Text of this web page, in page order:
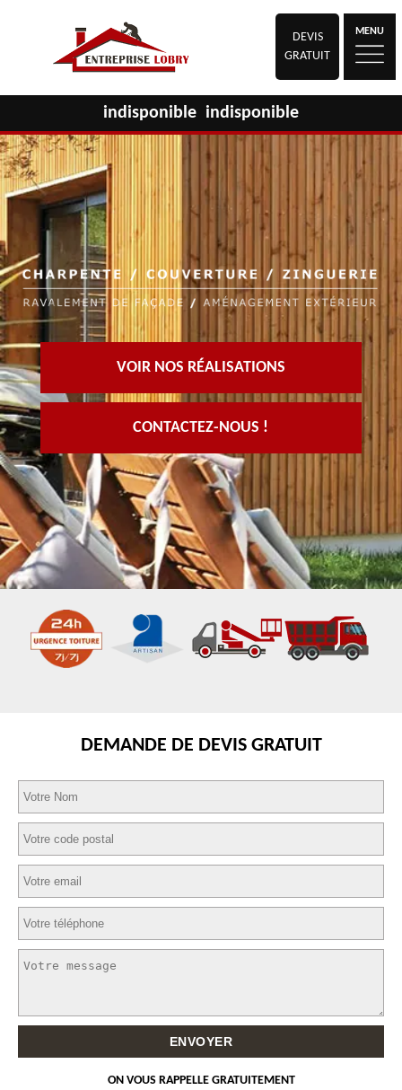
DEVIS
GRATUIT
MENU
indisponible indisponible
VOIR NOS RÉALISATIONS
CONTACTEZ-NOUS !
DEMANDE DE DEVIS GRATUIT
ON VOUS RAPPELLE GRATUITEMENT